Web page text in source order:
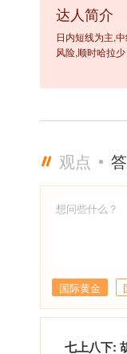
达人简介
日内短线为主,
风险,顺时哈拉
观点
国际黄金
七上八下: